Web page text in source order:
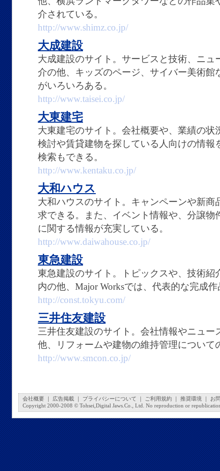
介されている。
http://www.shimz.co.jp/
大成建設
大成建設のサイト。サービスと技術、ニ
介の他、キッズのページ、サイバー美術館
がいろいろある。
http://www.taisei.co.jp/
大東建宅
大東建宅のサイト。会社概要や、業績の
検討や賃貸建物を探している人向けの情報
検索もできる。
http://www.kentaku.co.jp/
大和ハウス
大和ハウスのサイト。キャンペーンや新
求できる。また、イベント情報や、分譲物
に関する情報が充実している。
http://www.daiwahouse.co.jp/
東急建設
東急建設のサイト。トピックスや、技術紹
内の他、Major Worksでは、代表的な完成
http://const.tokyu.com/
三井住友建設
三井住友建設のサイト。会社情報やニュー
他、リフォームや建物の維持管理について
http://www.smcon.co.jp/
会社概要 広告掲載 プライバシーについて ご利用規約 推奨環境
お
Copyright 2000-2008 © Tohsei,Digital Jaws.Co., Ltd. No reproduction or